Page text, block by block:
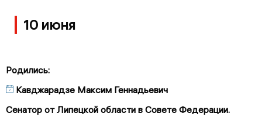
10 июня
Родились:
Кавджарадзе Максим Геннадьевич
Сенатор от Липецкой области в Совете Федерации.